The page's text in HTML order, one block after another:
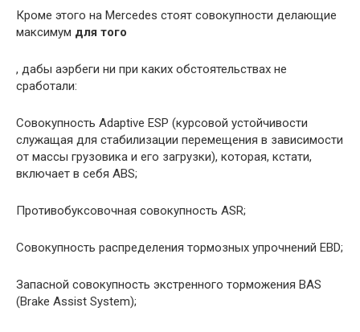
Кроме этого на Mercedes стоят совокупности делающие
максимум для того
, дабы аэрбеги ни при каких обстоятельствах не
сработали:
Совокупность Adaptive ESP (курсовой устойчивости
служащая для стабилизации перемещения в зависимости
от массы грузовика и его загрузки), которая, кстати,
включает в себя ABS;
Противобуксовочная совокупность ASR;
Совокупность распределения тормозных упрочнений EBD;
Запасной совокупность экстренного торможения BAS
(Brake Assist System);